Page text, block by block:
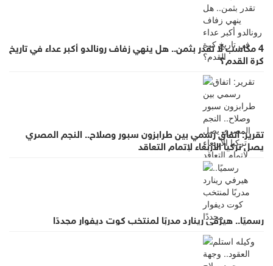
4 مكاسب لا تقدر بثمن.. هل ينهي زفاف رونالدو أكبر عداء في تاريخ
كرة القدم؟
تقرير: اتفاق رسمي بين طرابزون سبور وصلاح.. النجم المصري
يصل تركيا الأربعاء لإتمام التعاقد
رسميًا.. هيرفي رينارد مدربًا لمنتخب كوت ديفوار مجددًا